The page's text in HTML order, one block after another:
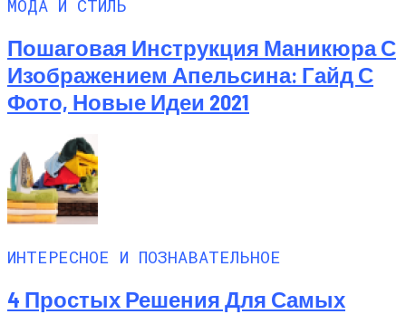
МОДА И СТИЛЬ
Пошаговая Инструкция Маникюра С
Изображением Апельсина: Гайд С
Фото, Новые Идеи 2021
ИНТЕРЕСНОЕ И ПОЗНАВАТЕЛЬНОЕ
4 Простых Решения Для Самых